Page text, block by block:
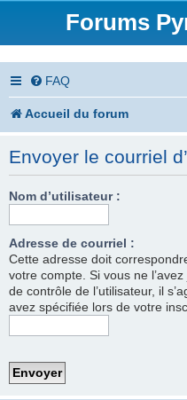
Forums
FAQ
Accueil du forum
Envoyer le courriel
Nom d’utilisateur :
Adresse de courriel :
Cette adresse doit
votre compte. Si vous ne
de contrôle de l’utilisateur, il
avez spécifiée lors de votre